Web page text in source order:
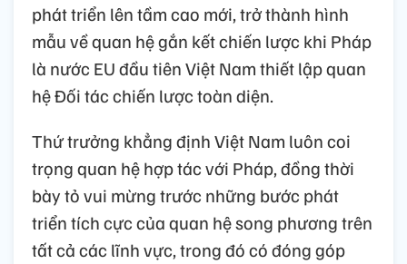
phát triển lên tầm cao mới, trở thành hình
mẫu về quan hệ gắn kết chiến lược khi Pháp
là nước EU đầu tiên Việt Nam thiết lập quan
hệ Đối tác chiến lược toàn diện.
Thứ trưởng khẳng định Việt Nam luôn coi
trọng quan hệ hợp tác với Pháp, đồng thời
bày tỏ vui mừng trước những bước phát
triển tích cực của quan hệ song phương trên
tất cả các lĩnh vực, trong đó có đóng góp